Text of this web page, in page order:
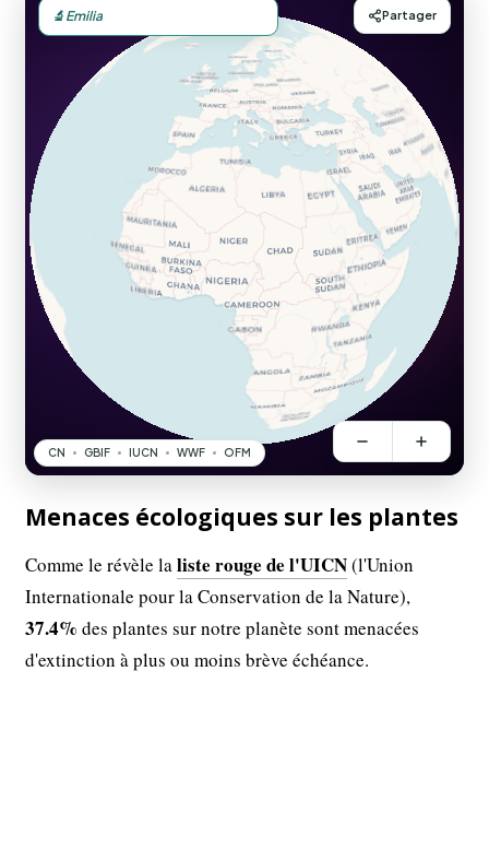
Menaces écologiques sur les plantes
Comme le révèle laliste rouge de l'UICN(l'Union
Internationale pour la Conservation de la Nature),
37.4% des plantes sur notre planète sont menacées
d'extinction à plus ou moins brève échéance.